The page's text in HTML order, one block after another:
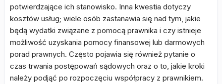
potwierdzające ich stanowisko. Inna kwestia dotyczy
kosztów usług; wiele osób zastanawia się nad tym, jakie
będą wydatki związane z pomocą prawnika i czy istnieje
możliwość uzyskania pomocy finansowej lub darmowych
porad prawnych. Często pojawia się również pytanie o
czas trwania postępowań sądowych oraz o to, jakie kroki
należy podjąć po rozpoczęciu współpracy z prawnikiem.